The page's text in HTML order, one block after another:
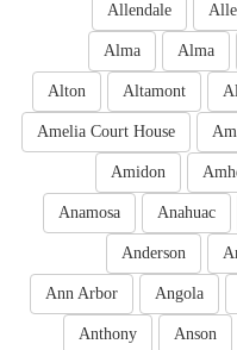
Allendale
Alma
Alma
Altamont
Alton
Amelia Court House
Amidon
Anahuac
Anamosa
Anderson
Angola
Ann Arbor
Anson
Anthony